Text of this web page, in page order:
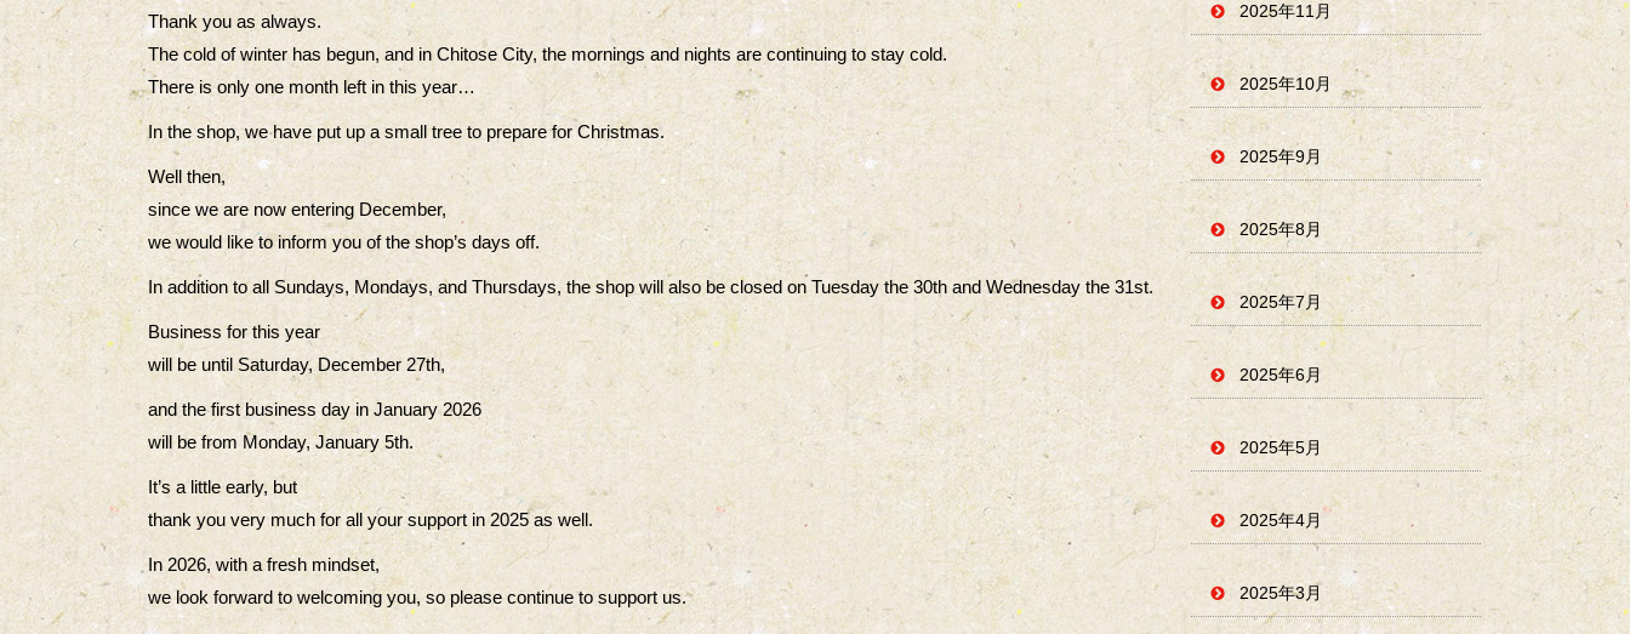
Thank you as always.
The cold of winter has begun, and in Chitose City, the mornings and nights are continuing to stay cold.
There is only one month left in this year…
In the shop, we have put up a small tree to prepare for Christmas.
Well then,
since we are now entering December,
we would like to inform you of the shop’s days off.
In addition to all Sundays, Mondays, and Thursdays, the shop will also be closed on Tuesday the 30th and Wednesday the 31st.
Business for this year
will be until Saturday, December 27th,
and the first business day in January 2026
will be from Monday, January 5th.
It’s a little early, but
thank you very much for all your support in 2025 as well.
In 2026, with a fresh mindset,
we look forward to welcoming you, so please continue to support us.
2025年11月
2025年10月
2025年9月
2025年8月
2025年7月
2025年6月
2025年5月
2025年4月
2025年3月